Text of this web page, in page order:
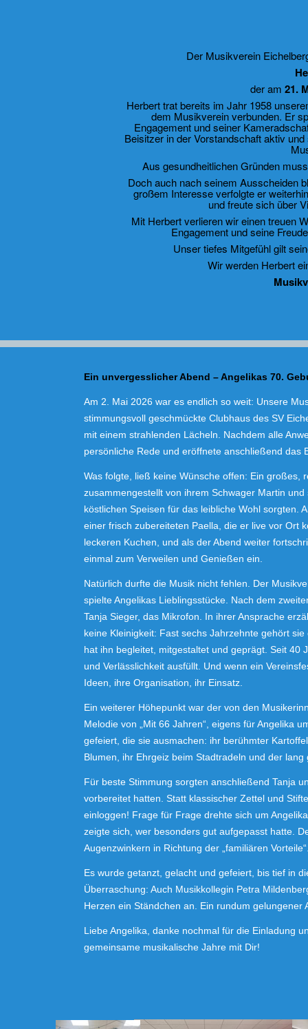
Der Musikverein
der am 21.
Herbert trat bereits im Jahr 1958
dem Musikverein verbunden. Er
Engagement und seiner
Beisitzer in der Vorstandschaft aktiv
Aus gesundheitlichen Gründen
Doch auch nach seinem Ausscheiden
großem Interesse verfolgte er
und freute sich über
Mit Herbert verlieren wir einen treuen
Engagement und seine
Unser tiefes Mitgefühl gilt
Wir werden Herbert
Ein unvergesslicher Abend – Angelikas 70.
Am 2. Mai 2026 war es endlich so weit: Unsere
stimmungsvoll geschmückte Clubhaus des SV
mit einem strahlenden Lächeln. Nachdem alle
persönliche Rede und eröffnete anschließend das
Was folgte, ließ keine Wünsche offen: Ein großes,
zusammengestellt von ihrem Schwager Martin
köstlichen Speisen für das leibliche Wohl sorgten.
einer frisch zubereiteten Paella, die er live vor Ort
leckeren Kuchen, und als der Abend weiter
einmal zum Verweilen und Genießen ein.
Natürlich durfte die Musik nicht fehlen. Der
spielte Angelikas Lieblingsstücke. Nach dem
Tanja Sieger, das Mikrofon. In ihrer Ansprache
keine Kleinigkeit: Fast sechs Jahrzehnte gehört
hat ihn begleitet, mitgestaltet und geprägt. Seit 40
und Verlässlichkeit ausfüllt. Und wenn ein
Ideen, ihre Organisation, ihr Einsatz.
Ein weiterer Höhepunkt war der von den
Melodie von „Mit 66 Jahren“, eigens für Angelika
gefeiert, die sie ausmachen: ihr berühmter
Blumen, ihr Ehrgeiz beim Stadtradeln und der
Für beste Stimmung sorgten anschließend Tanja
vorbereitet hatten. Statt klassischer Zettel und
einloggen! Frage für Frage drehte sich um
zeigte sich, wer besonders gut aufgepasst hatte.
Augenzwinkern in Richtung der „familiären
Es wurde getanzt, gelacht und gefeiert, bis tief in
Überraschung: Auch Musikkollegin Petra
Herzen ein Ständchen an. Ein rundum
Liebe Angelika, danke nochmal für die Einladung
gemeinsame musikalische Jahre mit Dir!